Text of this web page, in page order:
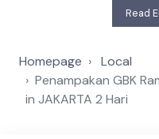
Read
Homepage
Local
Penampakan GBK
in JAKARTA 2 Hari